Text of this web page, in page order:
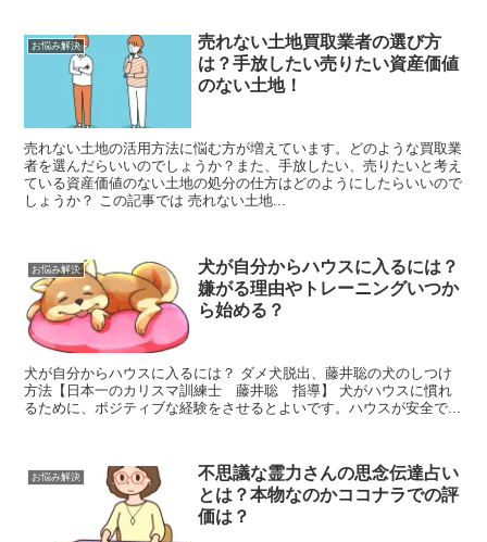
お悩み解決
売れない土地買取業者の選び方
は？手放したい売りたい資産価値
のない土地！
売れない土地の活用方法に悩む方が増えています。どのような買取業
者を選んだらいいのでしょうか？また、手放したい、売りたいと考え
ている資産価値のない土地の処分の仕方はどのようにしたらいいので
しょうか？ この記事では 売れない土地...
お悩み解決
犬が自分からハウスに入るには？
嫌がる理由やトレーニングいつか
ら始める？
犬が自分からハウスに入るには？ ダメ犬脱出、藤井聡の犬のしつけ
方法【日本一のカリスマ訓練士 藤井聡 指導】 犬がハウスに慣れ
るために、ポジティブな経験をさせるとよいです。ハウスが安全で...
お悩み解決
不思議な霊力さんの思念伝達占い
とは？本物なのかココナラでの評
価は？